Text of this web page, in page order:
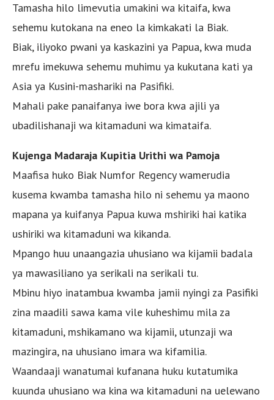
Tamasha hilo limevutia umakini wa kitaifa, kwa
sehemu kutokana na eneo la kimkakati la Biak.
Biak, iliyoko pwani ya kaskazini ya Papua, kwa muda
mrefu imekuwa sehemu muhimu ya kukutana kati ya
Asia ya Kusini-mashariki na Pasifiki.
Mahali pake panaifanya iwe bora kwa ajili ya
ubadilishanaji wa kitamaduni wa kimataifa.
Kujenga Madaraja Kupitia Urithi wa Pamoja
Maafisa huko Biak Numfor Regency wamerudia
kusema kwamba tamasha hilo ni sehemu ya maono
mapana ya kuifanya Papua kuwa mshiriki hai katika
ushiriki wa kitamaduni wa kikanda.
Mpango huu unaangazia uhusiano wa kijamii badala
ya mawasiliano ya serikali na serikali tu.
Mbinu hiyo inatambua kwamba jamii nyingi za Pasifiki
zina maadili sawa kama vile kuheshimu mila za
kitamaduni, mshikamano wa kijamii, utunzaji wa
mazingira, na uhusiano imara wa kifamilia.
Waandaaji wanatumai kufanana huku kutatumika
kuunda uhusiano wa kina wa kitamaduni na uelewano